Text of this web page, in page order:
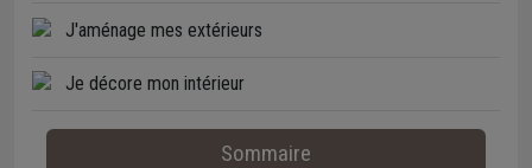
J'aménage mes extérieurs
Je décore mon intérieur
Sommaire